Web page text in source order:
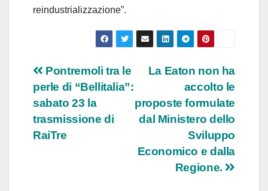
reindustrializzazione”.
Navigazione
articoli
La Eaton non ha
accolto le
proposte formulate
dal Ministero dello
Sviluppo
Economico e dalla
Regione.
Pontremoli tra le
perle di “Bellitalia”:
sabato 23 la
trasmissione di
RaiTre